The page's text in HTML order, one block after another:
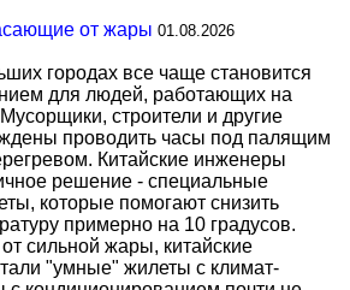
от жары 01.08.2026
городах все чаще становится
для людей, работающих на
строители и другие
проводить часы под палящим
Китайские инженеры
решение - специальные
которые помогают снизить
примерно на 10 градусов.
сильной жары, китайские
"умные" жилеты с климат-